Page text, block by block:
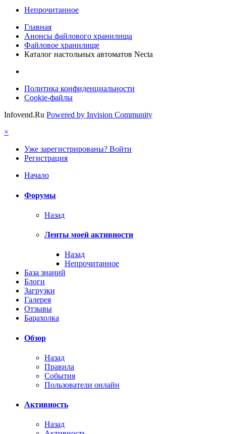
Непрочитанное
Главная
Анонсы файлового хранилища
Файловое хранилище
Каталог настольных автоматов Necta
Политика конфиденциальности
Cookie-файлы
Infovend.Ru Powered by Invision Community
×
Уже зарегистрированы? Войти
Регистрация
Начало
Форумы
Назад
Ленты моей активности
Назад
Непрочитанное
База знаний
Блоги
Загрузки
Галерея
Отзывы
Барахолка
Обзор
Назад
Правила
События
Пользователи онлайн
Активность
Назад